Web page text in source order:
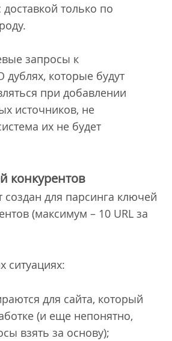
доставкой только по
запросы к
которые будут
при добавлении
источников, не
их не будет
конкурентов
создан для парсинга ключей
(максимум – 10 URL за
ситуациях:
для сайта, который
(и еще непонятно,
взять за основу);